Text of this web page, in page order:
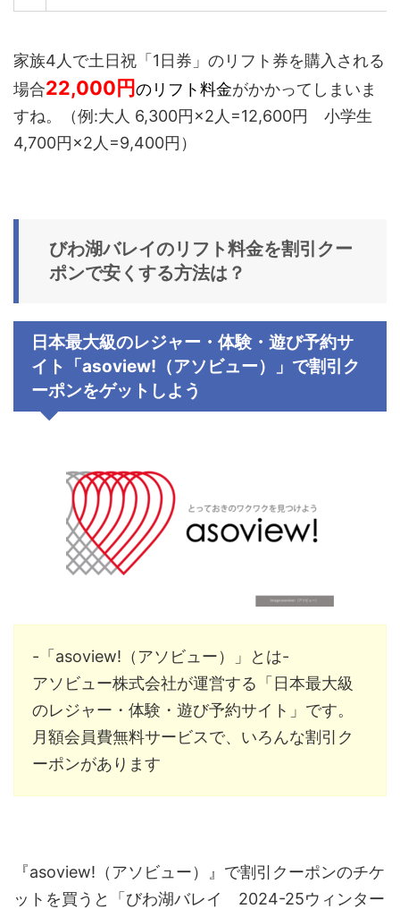
家族4人で土日祝「1日券」のリフト券を購入される
場合22,000円のリフト料金がかかってしまいま
すね。（例:大人 6,300円×2人=12,600円 小学生
4,700円×2人=9,400円）
びわ湖バレイのリフト料金を割引クー
ポンで安くする方法は？
日本最大級のレジャー・体験・遊び予約サ
イト「asoview! （アソビュー）」で割引ク
ーポンをゲットしよう
-「asoview!（アソビュー）」とは-
アソビュー株式会社が運営する「日本最大級
のレジャー・体験・遊び予約サイト」です。
月額会員費無料サービスで、いろんな割引ク
ーポンがあります
『asoview!（アソビュー）』で割引クーポンのチケ
ットを買うと「びわ湖バレイ 2024-25ウィンター